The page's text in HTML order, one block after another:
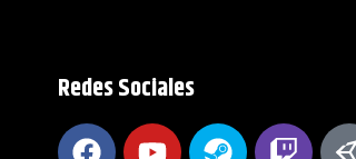
Redes Sociales